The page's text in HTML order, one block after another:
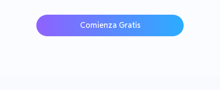
Comienza Gratis